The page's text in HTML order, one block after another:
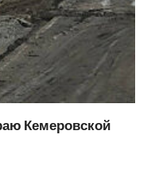
Кемеровской